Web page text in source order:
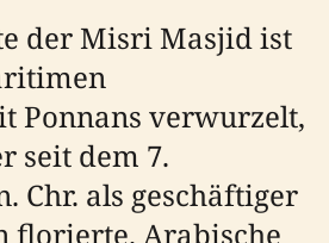
der Misri Masjid ist
Ponnans verwurzelt,
seit dem 7.
Chr. als geschäftiger
florierte. Arabische